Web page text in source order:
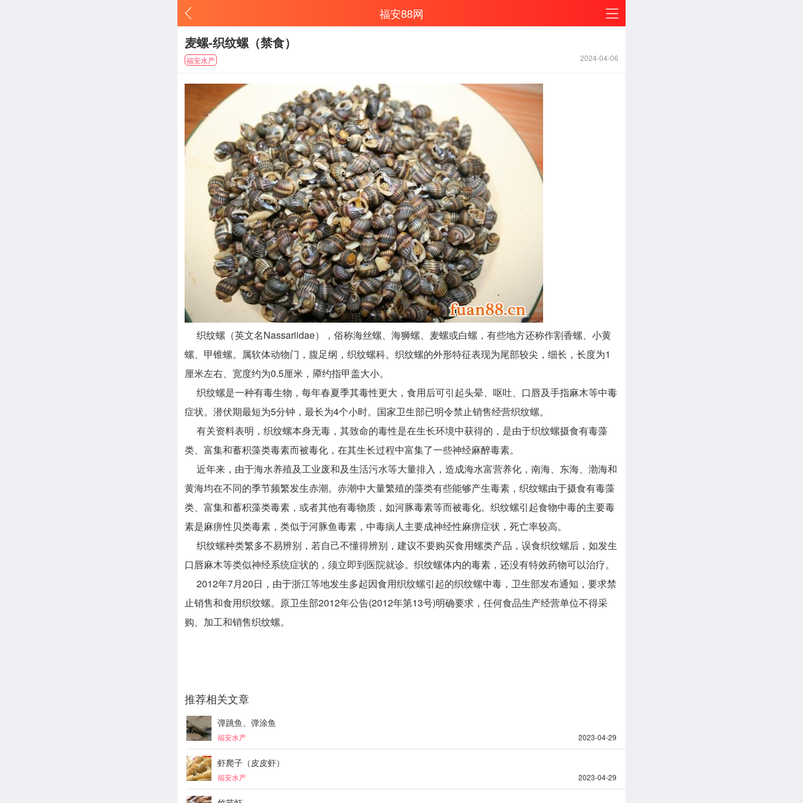
福安88网
麦螺-织纹螺（禁食）
福安水产 2024-04-06
织纹螺（英文名Nassariidae），俗称海丝螺、海狮螺、麦螺或白螺，有些地方还称作割香螺、小黄
螺、甲锥螺。属软体动物门，腹足纲，织纹螺科。织纹螺的外形特征表现为尾部较尖，细长，长度为1
厘米左右、宽度约为0.5厘米，厣约指甲盖大小。
织纹螺是一种有毒生物，每年春夏季其毒性更大，食用后可引起头晕、呕吐、口唇及手指麻木等中毒
症状。潜伏期最短为5分钟，最长为4个小时。国家卫生部已明令禁止销售经营织纹螺。
有关资料表明，织纹螺本身无毒，其致命的毒性是在生长环境中获得的，是由于织纹螺摄食有毒藻
类、富集和蓄积藻类毒素而被毒化，在其生长过程中富集了一些神经麻醉毒素。
近年来，由于海水养殖及工业废和及生活污水等大量排入，造成海水富营养化，南海、东海、渤海和
黄海均在不同的季节频繁发生赤潮。赤潮中大量繁殖的藻类有些能够产生毒素，织纹螺由于摄食有毒藻
类、富集和蓄积藻类毒素，或者其他有毒物质，如河豚毒素等而被毒化。织纹螺引起食物中毒的主要毒
素是麻痹性贝类毒素，类似于河豚鱼毒素，中毒病人主要成神经性麻痹症状，死亡率较高。
织纹螺种类繁多不易辨别，若自己不懂得辨别，建议不要购买食用螺类产品，误食织纹螺后，如发生
口唇麻木等类似神经系统症状的，须立即到医院就诊。织纹螺体内的毒素，还没有特效药物可以治疗。
2012年7月20日，由于浙江等地发生多起因食用织纹螺引起的织纹螺中毒，卫生部发布通知，要求禁
止销售和食用织纹螺。原卫生部2012年公告(2012年第13号)明确要求，任何食品生产经营单位不得采
购、加工和销售织纹螺。
推荐相关文章
弹跳鱼、弹涂鱼
福安水产 2023-04-29
虾爬子（皮皮虾）
福安水产 2023-04-29